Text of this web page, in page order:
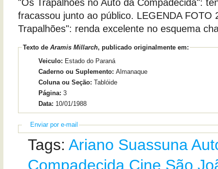
"Os Trapalhões no Auto da Compadecida":
fracassou junto ao público. LEGENDA FOTO
Trapalhões": renda excelente no esquema
Texto de Aramis Millarch, publicado originalmente em:
Veiculo: Estado do Paraná
Caderno ou Suplemento: Almanaque
Coluna ou Seção: Tablóide
Página: 3
Data: 10/01/1988
Enviar por e-mail
Tags: Ariano Suassuna
Compadecida Cine São